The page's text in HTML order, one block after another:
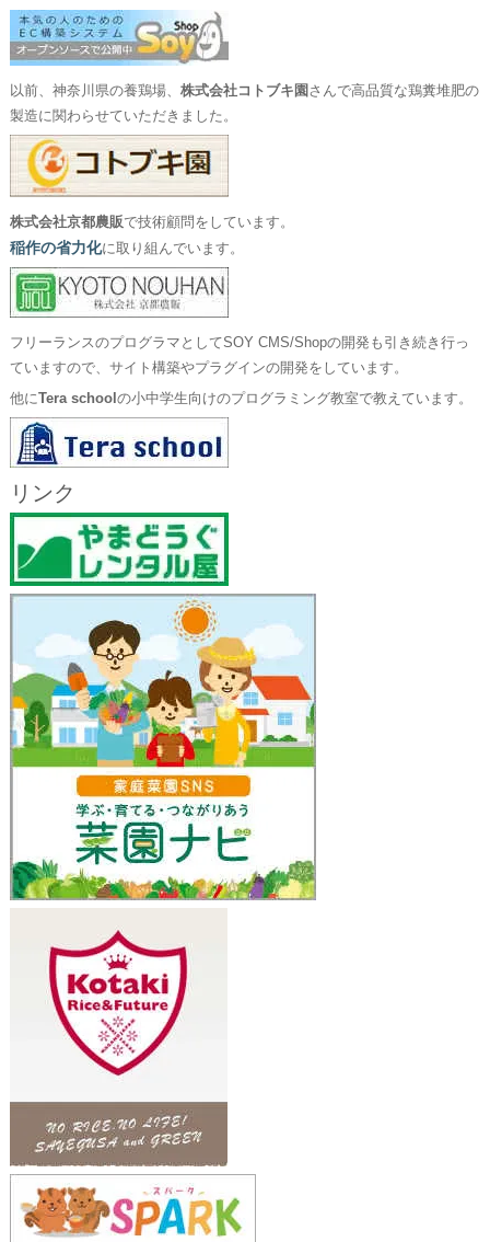
以前、神奈川県の養鶏場、 株式会社コトブキ園 さんで高品質な鶏糞堆肥の
製造に関わらせていただきました。
株式会社京都農販で技術顧問をしています。
稲作の省力化に取り組んでいます。
フリーランスのプログラマとしてSOY CMS/Shopの開発も引き続き行っ
ていますので、サイト構築やプラグインの開発をしています。
他にTera school の小中学生向けのプログラミング教室で教えています。
リンク